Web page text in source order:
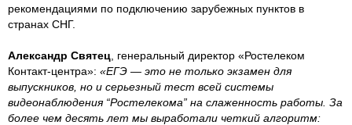
рекомендациями по подключению зарубежных пунктов в
странах СНГ.
Александр Святец , генеральный директор «Ростелеком
Контакт-центра»: «ЕГЭ — это не только экзамен для
выпускников, но и серьезный тест всей системы
видеонаблюдения “Ростелекома” на слаженность работы. За
более чем десять лет мы выработали четкий алгоритм: